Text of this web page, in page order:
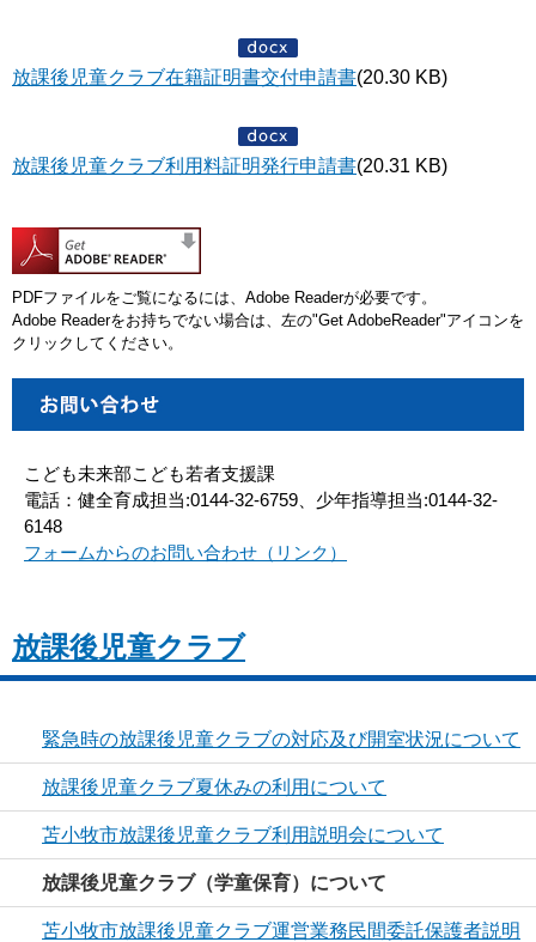
放課後児童クラブ在籍証明書交付申請書(20.30 KB)
放課後児童クラブ利用料証明発行申請書(20.31 KB)
PDFファイルをご覧になるには、Adobe Readerが必要です。
Adobe Readerをお持ちでない場合は、左の"Get AdobeReader"アイコンを
クリックしてください。
こども未来部こども若者支援課
電話：健全育成担当:0144-32-6759、少年指導担当:0144-32-
6148
フォームからのお問い合わせ（リンク）
放課後児童クラブ
緊急時の放課後児童クラブの対応及び開室状況について
放課後児童クラブ夏休みの利用について
苫小牧市放課後児童クラブ利用説明会について
放課後児童クラブ（学童保育）について
苫小牧市放課後児童クラブ運営業務民間委託保護者説明